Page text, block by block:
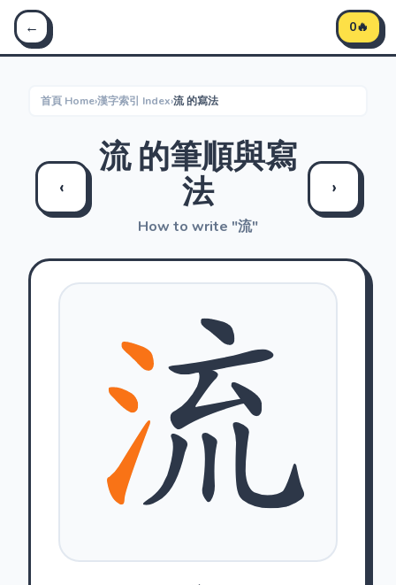
Stroke Master 筆順大師 - 學習中文筆順
←
0🔥
首頁 Home›漢字索引 Index›流 的寫法
‹
流 的筆順與寫
法
How to write "流"
›